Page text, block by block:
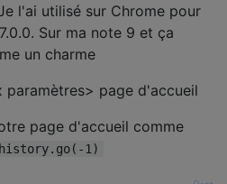
l'ai utilisé sur Chrome pour
Sur ma note 9 et ça
un charme
paramètres> page d'accueil
page d'accueil comme
1)